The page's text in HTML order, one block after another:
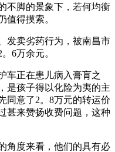
不脚的景象下，若何均衡
值得摸索。
卖劣药行为，被南昌市
6万余元。
正在患儿病入膏肓之
是孩子得以化险为夷的主
同意了2。8万元的转运价
甚来赞扬收费问题，这种
度来看，他们的具有必